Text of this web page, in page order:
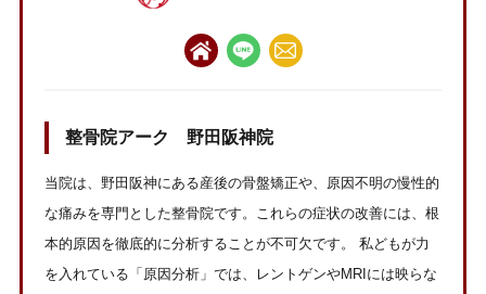
整骨院アーク 野田阪神院
当院は、野田阪神にある産後の骨盤矯正や、原因不明の慢性的
な痛みを専門とした整骨院です。これらの症状の改善には、根
本的原因を徹底的に分析することが不可欠です。 私どもが力
を入れている「原因分析」では、レントゲンやMRIには映らな